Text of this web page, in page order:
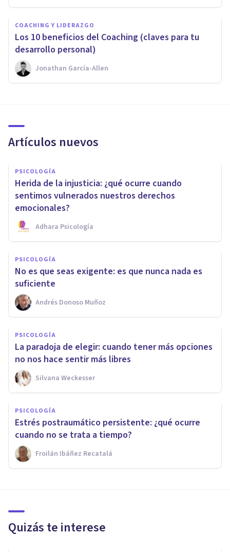
COACHING Y LIDERAZGO
Los 10 beneficios del Coaching (claves para tu
desarrollo personal)
Jonathan García-Allen
Artículos nuevos
PSICOLOGÍA
Herida de la injusticia: ¿qué ocurre cuando
sentimos vulnerados nuestros derechos
emocionales?
Adhara Psicología
PSICOLOGÍA
No es que seas exigente: es que nunca nada es
suficiente
Andrés Donoso Muñoz
PSICOLOGÍA
La paradoja de elegir: cuando tener más opciones
no nos hace sentir más libres
Silvana Weckesser
PSICOLOGÍA
Estrés postraumático persistente: ¿qué ocurre
cuando no se trata a tiempo?
Froilán Ibáñez Recatalá
Quizás te interese